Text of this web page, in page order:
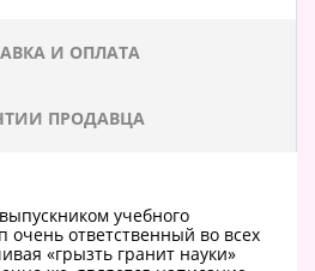
И ОПЛАТА
ПРОДАВЦА
учебного
очень ответственный во всех
«грызть гранит науки»